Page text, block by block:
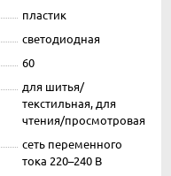
пластик
светодиодная
60
для шитья/
текстильная, для
чтения/просмотровая
сеть переменного
тока 220–240 В